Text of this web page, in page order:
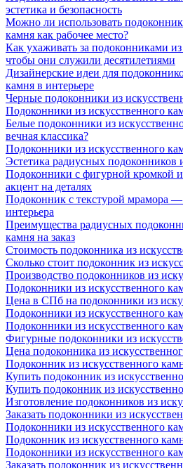
эстетика и безопасность
Можно ли использовать
камня как рабочее место?
Как ухаживать за подоконниками
чтобы они служили десятилетиями
Дизайнерские идеи для
камня в интерьере
Черные подоконники из
Подоконники из искусственного
Белые подоконники из
вечная классика?
Подоконники из искусственного
Эстетика радиусных подоконников
Подоконники с фигурной кромкой
акцент на деталях
Подоконник с текстурой мрамора —
интерьера
Преимущества радиусных
камня на заказ
Стоимость подоконника из
Сколько стоит подоконник из
Производство подоконников из
Подоконники из искусственного
Цена в СПб на подоконники из
Подоконники из искусственного
Подоконники из искусственного
Фигурные подоконники из
Цена подоконника из
Подоконник из искусственного
Купить подоконник из
Купить подоконник из
Изготовление подоконников из
Заказать подоконники из
Подоконники из искусственного
Подоконник из искусственного
Подоконники из искусственного
Заказать подоконник из